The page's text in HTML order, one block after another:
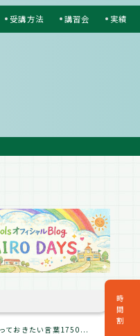
受講方法 講習会 実績
ておきたい言葉1750...
時間割